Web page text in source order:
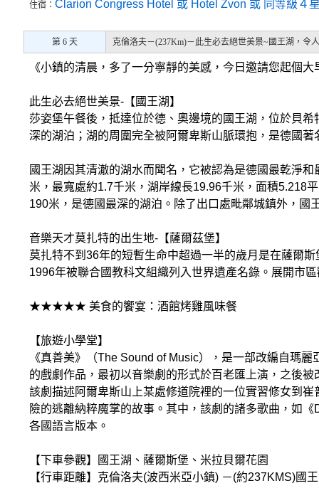
住宿： Clarion Congress Hotel 或 Hotel Zvon 或 同等級４
第 6 天 克倫洛夫－(237Km)－此生必去絕世美景~國王湖，令
《小鎮的清晨，多了一分寧靜的美感，今日邀請您起個
此生必去絕世美景-【國王湖】
莎姿堡午餐後，抵達位於德、奧邊境的國王湖，位於貝
深的湖泊；湖的周圍完全被阿爾卑斯山脈環抱，是德國著
國王湖因其清澈的湖水而聞名，它被認為是德國最乾淨
米，最寬處約1.7千米，湖岸線長19.96千米，面積5.218
190米，是德國最深的湖泊。除了出口處毗鄰城鎮外，
音樂天才莫扎特的出生地-【薩爾茲堡】
莫扎特不到36年的短暫生命中超過一半的歲月是在薩爾
1996年被聯合國教科文組織列入世界遺產名錄。展開市
★★★★★ 美食的饗宴：酒館烤雞風味餐
【旅遊小學堂】
《真善美》（The Sound of Music），是一部改編自瑪
的戲劇作品，最初以音樂劇的形式於百老匯上演，之後
該劇描述阿爾卑斯山上某處修道院裡的一位實習修女到
險的逃離納粹魔掌的故事。其中，該劇的諸多歌曲，如
各國語言版本。
【下車參觀】國王湖、薩爾斯堡、米拉貝爾花園
【行車距離】克倫洛夫(波西米亞小鎮) －(約237KMS)國